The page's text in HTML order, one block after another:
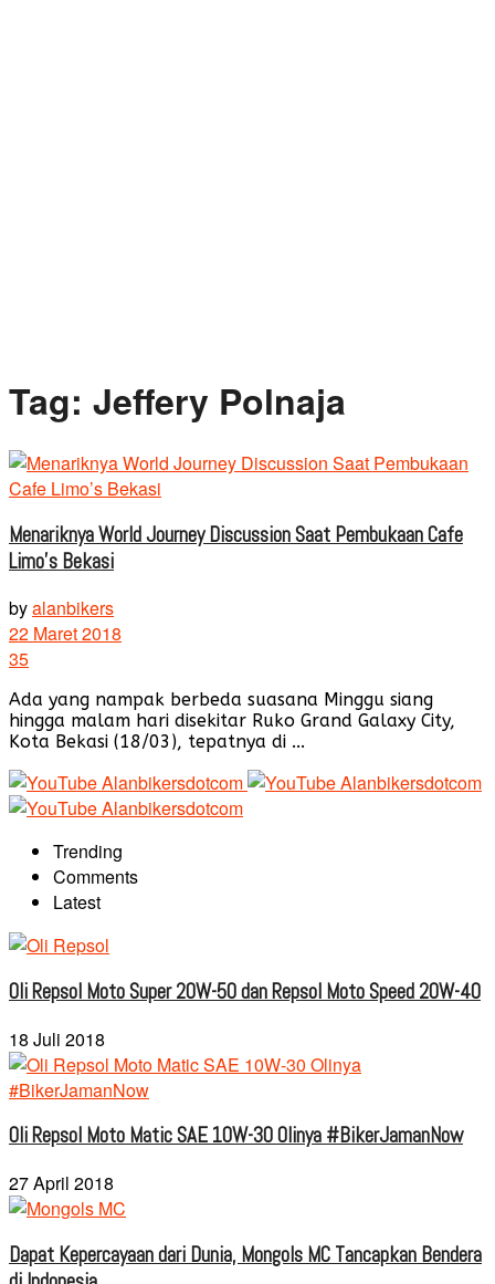
Tag: Jeffery Polnaja
Menariknya World Journey Discussion Saat Pembukaan Cafe
Limo’s Bekasi
byalanbikers
22 Maret 2018
35
Ada yang nampak berbeda suasana Minggu siang
hingga malam hari disekitar Ruko Grand Galaxy City,
Kota Bekasi (18/03), tepatnya di ...
Trending
Comments
Latest
Oli Repsol Moto Super 20W-50 dan Repsol Moto Speed 20W-40
18 Juli 2018
Oli Repsol Moto Matic SAE 10W-30 Olinya #BikerJamanNow
27 April 2018
Dapat Kepercayaan dari Dunia, Mongols MC Tancapkan Bendera